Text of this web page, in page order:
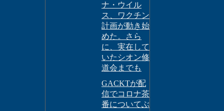
ナ・ウイル
ス、ワクチン
計画が動き始
めた。さら
に、実在して
いたシオン修
道会までも
GACKTが配
信でコロナ茶
番についてぶ